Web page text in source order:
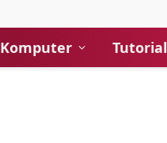
Komputer Tutorial